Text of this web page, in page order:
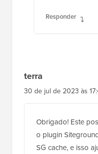
Responder
terra
30 de jul de 2023 às
Obrigado! Este
o plugin
SG cache, e isso